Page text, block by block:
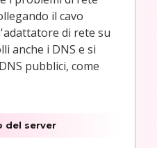
il cavo
di rete su
anche i DNS e si
pubblici, come
del server